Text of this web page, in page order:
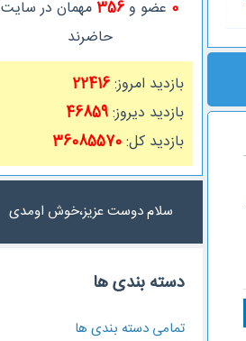
0 عضو و356مهمان در سایت
حاضرند
بازدید امروز:22416
بازدید دیروز:46859
بازدید کل:36085570
سلام دوست عزیز،خوش اومدی
دسته بندی ها
تمامی دسته بندی ها